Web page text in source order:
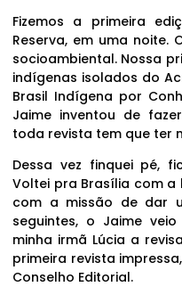
Fizemos a primeira
Reserva, em uma
socioambiental. Nossa
indígenas isolados do
Brasil Indígena por
Jaime inventou de
toda revista tem que ter
Dessa vez finquei pé,
Voltei pra Brasília com
com a missão de dar
seguintes, o Jaime
minha irmã Lúcia a
primeira revista
Conselho Editorial.